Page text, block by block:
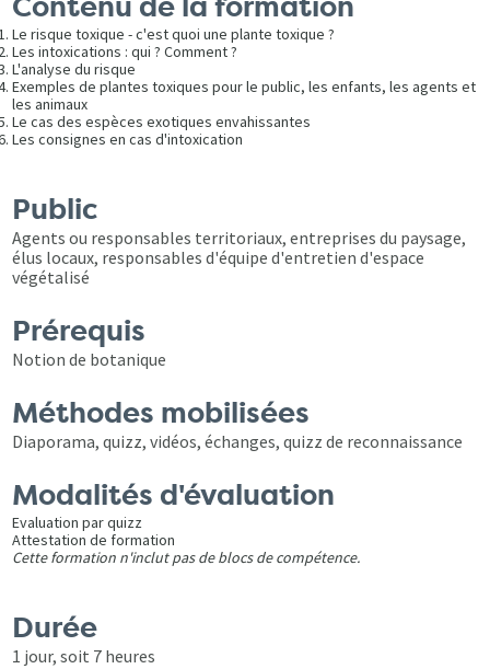
Le risque toxique - c'est quoi une plante toxique ?
Les intoxications : qui ? Comment ?
L'analyse du risque
Exemples de plantes toxiques pour le public, les enfants, les agents et
les animaux
Le cas des espèces exotiques envahissantes
Les consignes en cas d'intoxication
Public
Agents ou responsables territoriaux, entreprises du paysage,
élus locaux, responsables d'équipe d'entretien d'espace
végétalisé
Prérequis
Notion de botanique
Méthodes mobilisées
Diaporama, quizz, vidéos, échanges, quizz de reconnaissance
Modalités d'évaluation
Evaluation par quizz
Attestation de formation
Cette formation n'inclut pas de blocs de compétence.
Durée
1 jour, soit 7 heures